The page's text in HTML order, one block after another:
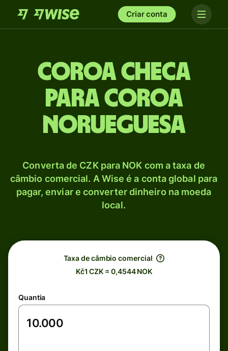
Criar conta
Coroa checa
para Coroa
norueguesa
Converta de CZK para NOK com a taxa de
câmbio comercial. A Wise é a conta global para
pagar, enviar e converter dinheiro na moeda
local.
Taxa de câmbio comercial
Kč1 CZK = 0,4544 NOK
Quantia